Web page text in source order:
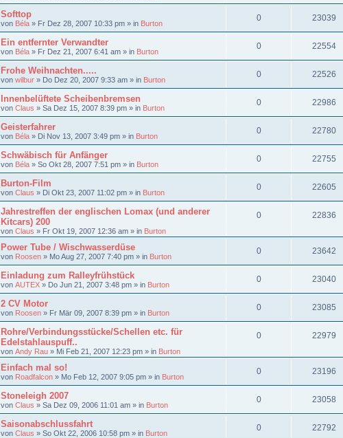
Softtop
von Béla » Fr Dez 28, 2007 10:33 pm » in Burton
0 23039
Ein entfernter Verwandter
von Béla » Fr Dez 21, 2007 6:41 am » in Burton
0 22554
Frohe Weihnachten.....
von wilbur » Do Dez 20, 2007 9:33 am » in Burton
0 22526
Innenbelüftete Scheibenbremsen
von Claus » Sa Dez 15, 2007 8:39 pm » in Burton
0 22986
Geisterfahrer
von Béla » Di Nov 13, 2007 3:49 pm » in Burton
0 22780
Schwäbisch für Anfänger
von Béla » So Okt 28, 2007 7:51 pm » in Burton
0 22755
Burton-Film
von Claus » Di Okt 23, 2007 11:02 pm » in Burton
0 22605
Jahrestreffen der englischen Lomax (und anderer
Kitcars) 200
von Claus » Fr Okt 19, 2007 12:36 am » in Burton
0 22836
Power Tube / Wischwasserdüse
von Roosen » Mo Aug 27, 2007 7:40 pm » in Burton
0 23642
Einladung zum Ralleyfrühstück
von AUTEX » Do Jun 21, 2007 3:48 pm » in Burton
0 23040
2 CV Motor
von Roosen » Fr Mär 09, 2007 8:39 pm » in Burton
0 23085
Rohre/Verbindungsstücke/Schellen etc. für
Edelstahlauspuff..
von Andy Rau » Mi Feb 21, 2007 12:23 pm » in Burton
0 22979
Einfach mal so!
von Roadfalcon » Mo Feb 12, 2007 9:05 pm » in Burton
0 23196
Stoneleigh 2007
von Claus » Sa Dez 09, 2006 11:01 am » in Burton
0 23058
Saisonabschlussfahrt
von Claus » So Okt 22, 2006 10:58 pm » in Burton
0 22792